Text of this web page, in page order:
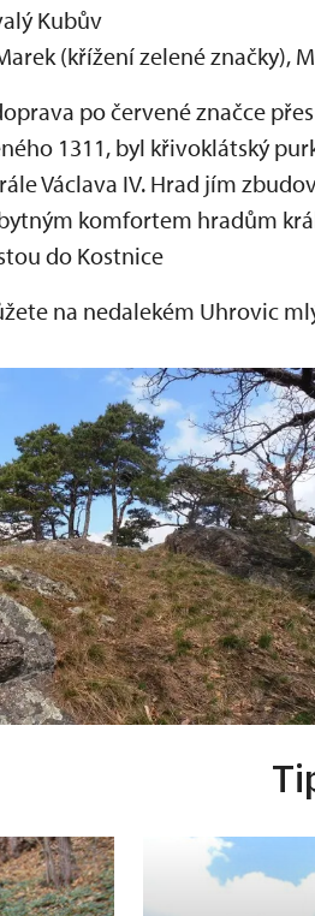
Kubův
(křížení zelené značky),
po červené značce
1311, byl křivoklátský
Václava IV. Hrad jím
komfortem hradům
do Kostnice
na nedalekém Uhrovic